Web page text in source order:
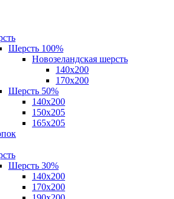
Шерсть 100%
Новозеландская шерсть
140х200
170x200
Шерсть 50%
140x200
150х205
165х205
Шерсть 30%
140х200
170х200